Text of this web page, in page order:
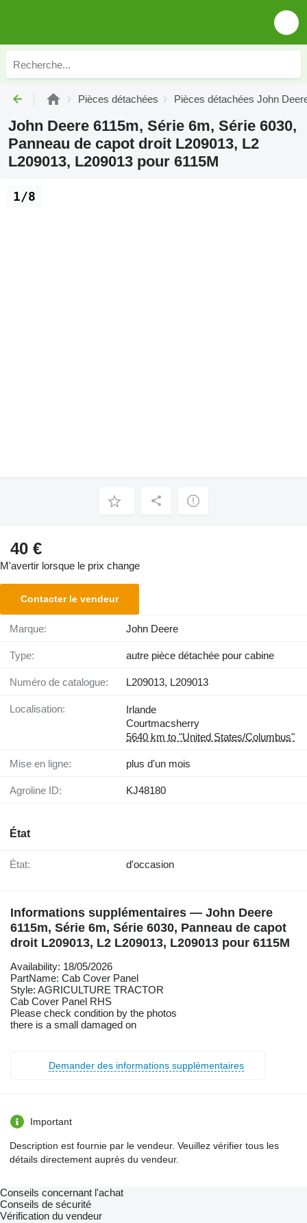
Pièces détachées Pièces détachées John
John Deere 6115m, Série 6m, Série 6030,
Panneau de capot droit L209013, L2
L209013, L209013 pour 6115M
1/8
40 €
M'avertir lorsque le prix change
Contacter le vendeur
Marque: John Deere
Type: autre pièce détachée pour cabine
Numéro de catalogue: L209013, L209013
Localisation:
Irlande
Courtmacsherry
5640 km to "United States/Columbus"
Mise en ligne: plus d'un mois
Agroline ID: KJ48180
État
État: d'occasion
Informations supplémentaires — John Deere
6115m, Série 6m, Série 6030, Panneau de capot
droit L209013, L2 L209013, L209013 pour 6115M
Availability: 18/05/2026
PartName: Cab Cover Panel
Style: AGRICULTURE TRACTOR
Cab Cover Panel RHS
Please check condition by the photos
there is a small damaged on
Demander des informations supplémentaires
Important
Description est fournie par le vendeur. Veuillez vérifier tous les
détails directement auprès du vendeur.
Conseils concernant l'achat
Conseils de sécurité
Vérification du vendeur